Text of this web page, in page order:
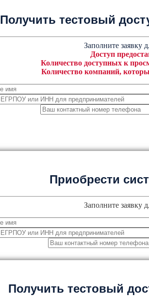
Получить тестовый
Заполните заявку
Доступ
Количество доступных к
Количество компаний,
Приобрести
Заполните заявку
Получить тестовый